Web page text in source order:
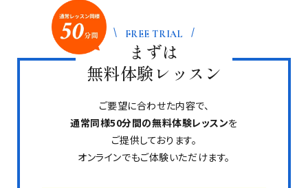
FREE TRIAL
まずは
無料体験レッスン
ご要望に合わせた内容で、
通常同様50分間の無料体験レッスンを
ご提供しております。
オンラインでもご体験いただけます。